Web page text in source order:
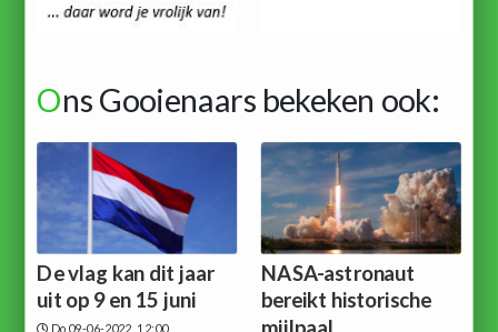
Ons Gooienaars bekeken ook:
De vlag kan dit jaar
uit op 9 en 15 juni
Do 09-06-2022, 12:00
NASA-astronaut
bereikt historische
mijlpaal